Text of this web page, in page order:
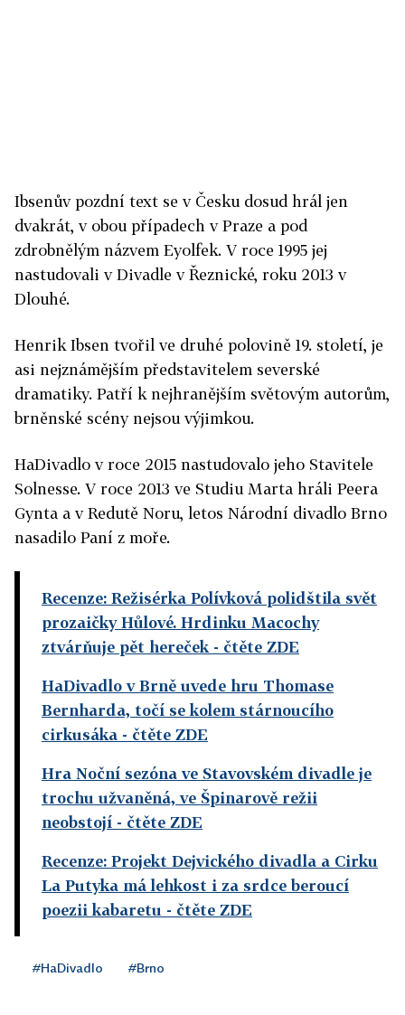
Ibsenův pozdní text se v Česku dosud hrál jen
dvakrát, v obou případech v Praze a pod
zdrobnělým názvem Eyolfek. V roce 1995 jej
nastudovali v Divadle v Řeznické, roku 2013 v
Dlouhé.
Henrik Ibsen tvořil ve druhé polovině 19. století, je
asi nejznámějším představitelem severské
dramatiky. Patří k nejhranějším světovým autorům,
brněnské scény nejsou výjimkou.
HaDivadlo v roce 2015 nastudovalo jeho Stavitele
Solnesse. V roce 2013 ve Studiu Marta hráli Peera
Gynta a v Redutě Noru, letos Národní divadlo Brno
nasadilo Paní z moře.
Recenze: Režisérka Polívková polidštila svět
prozaičky Hůlové. Hrdinku Macochy
ztvárňuje pět hereček - čtěte ZDE
HaDivadlo v Brně uvede hru Thomase
Bernharda, točí se kolem stárnoucího
cirkusáka - čtěte ZDE
Hra Noční sezóna ve Stavovském divadle je
trochu užvaněná, ve Špinarově režii
neobstojí - čtěte ZDE
Recenze: Projekt Dejvického divadla a Cirku
La Putyka má lehkost i za srdce beroucí
poezii kabaretu - čtěte ZDE
#HaDivadlo #Brno